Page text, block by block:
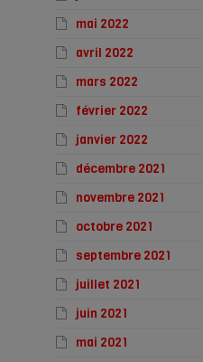
mai 2022
avril 2022
mars 2022
février 2022
janvier 2022
décembre 2021
novembre 2021
octobre 2021
septembre 2021
juillet 2021
juin 2021
mai 2021